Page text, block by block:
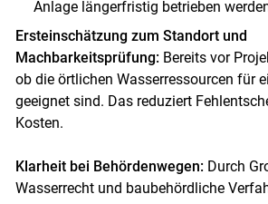
Anlage längerfristig betrieben
Ersteinschätzung zum Standort und
Machbarkeitsprüfung:Bereits vor
ob die örtlichen Wasserressourcen für
geeignet sind. Das reduziert
Kosten.
Klarheit bei Behördenwegen:Durch
Wasserrecht und baubehördliche